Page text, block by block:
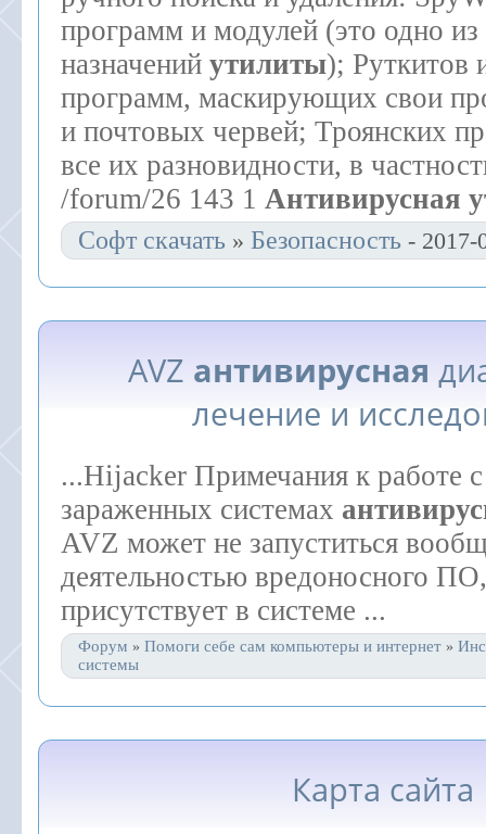
программ и модулей (это одно
назначений утилиты); Руткитов
программ, маскирующих свои
и почтовых червей; Троянских
все их разновидности, в
/forum/26 143 1 Антивирусная
Софт скачать » Безопасность - 2017-
AVZ антивирусная
лечение и
...Hijacker Примечания к работе
зараженных системах
AVZ может не запуститься
деятельностью вредоносного
присутствует в системе ...
Форум » Помоги себе сам компьютеры и интернет »
системы
Карта сайта